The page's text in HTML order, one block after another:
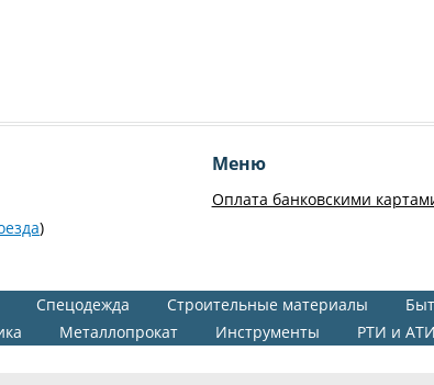
)
Меню
Оплата банковскими
Спецодежда Строительные материалы
Металлопрокат Инструменты РТИ и АТИ